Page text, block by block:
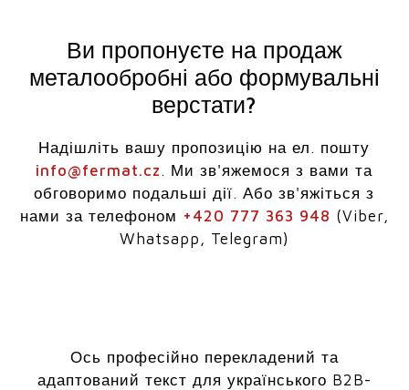
Ви пропонуєте на продаж
металообробні або формувальні
верстати?
Надішліть вашу пропозицію на ел. пошту
info@fermat.cz. Ми зв'яжемося з вами та
обговоримо подальші дії. Або зв'яжіться з
нами за телефоном +420 777 363 948 (Viber,
Whatsapp, Telegram)
Ось професійно перекладений та
адаптований текст для українського B2B-